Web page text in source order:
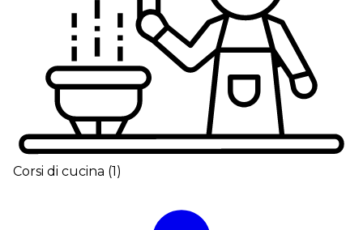
Corsi di cucina (1)